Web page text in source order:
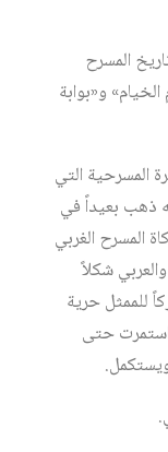
المسرح
و«بوابة
التي
ذهب بعيداً في
المسرح الغربي
شكلاً
للممثل حرية
استمرت حتى